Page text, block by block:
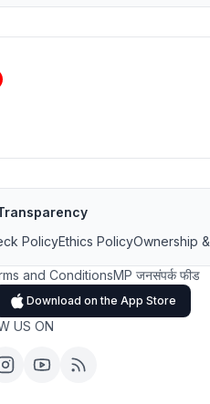
PolicyEthics PolicyOwnership
and ConditionsMP जनसंपर्क फीड
Download on the App Store
US ON